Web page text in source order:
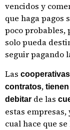
vencidos y
que haga pagos
poco probables,
solo pueda
seguir pagando
Las
contratos,
debitar de las
estas
cual hace que